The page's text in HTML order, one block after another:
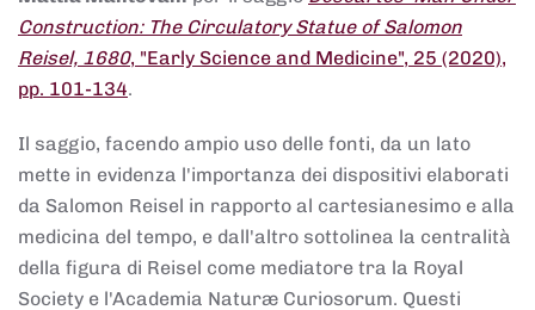
Construction: The Circulatory Statue of Salomon
Reisel, 1680, "Early Science and Medicine", 25 (2020),
pp. 101-134.
Il saggio, facendo ampio uso delle fonti, da un lato
mette in evidenza l'importanza dei dispositivi elaborati
da Salomon Reisel in rapporto al cartesianesimo e alla
medicina del tempo, e dall'altro sottolinea la centralità
della figura di Reisel come mediatore tra la Royal
Society e l'Academia Naturæ Curiosorum. Questi